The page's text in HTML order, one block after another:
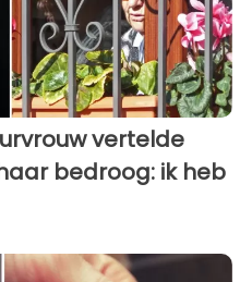
vertelde
bedroog: ik heb